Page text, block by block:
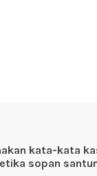
kata-kata
sopan